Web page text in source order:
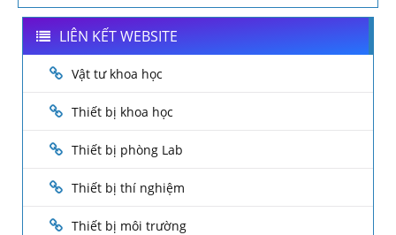
LIÊN KẾT WEBSITE
Vật tư khoa học
Thiết bị khoa học
Thiết bị phòng Lab
Thiết bị thí nghiệm
Thiết bị môi trường